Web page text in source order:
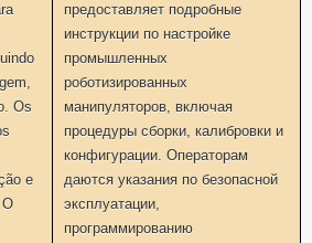
Os
e
предоставляет подробные
инструкции по настройке
промышленных
роботизированных
манипуляторов, включая
процедуры сборки, калибровки и
конфигурации. Операторам
даются указания по безопасной
эксплуатации,
программированию